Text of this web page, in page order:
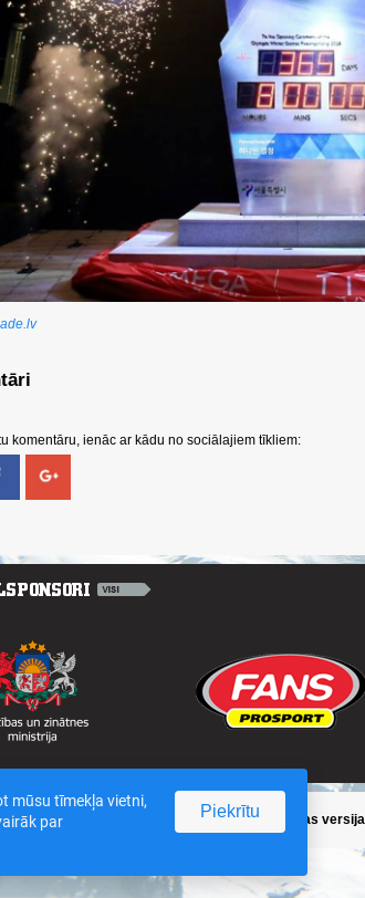
komentāru, ienāc ar kādu no sociālajiem tīkliem:
un datu drošības politika / Iepriekšējā lapas versija
mūsu tīmekļa vietni,
par
Piekrītu